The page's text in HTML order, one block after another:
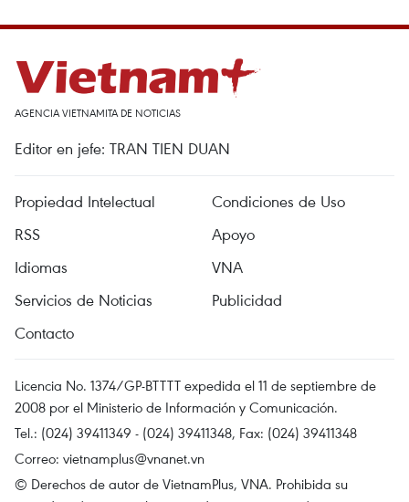
AGENCIA VIETNAMITA DE NOTICIAS
Editor en jefe: TRAN TIEN DUAN
Propiedad Intelectual
Condiciones de Uso
RSS
Apoyo
Idiomas
VNA
Servicios de Noticias
Publicidad
Contacto
Licencia No. 1374/GP-BTTTT expedida el 11 de septiembre de
2008 por el Ministerio de Información y Comunicación.
Tel.: (024) 39411349 - (024) 39411348, Fax: (024) 39411348
Correo: vietnamplus@vnanet.vn
© Derechos de autor de VietnamPlus, VNA. Prohibida su